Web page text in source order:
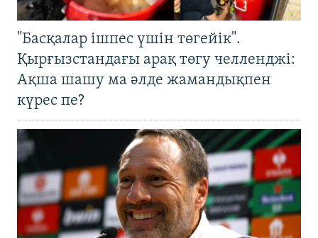
"Басқалар ішпес үшін төгейік".
Қырғызстандағы арақ төгу челленджі:
Ақша шашу ма әлде жамандықпен
күрес пе?